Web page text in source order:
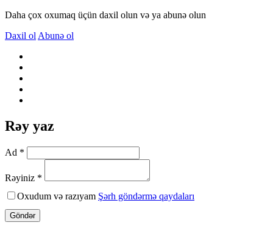
Daha çox oxumaq üçün daxil olun və ya abunə olun
Daxil ol Abunə ol
Rəy yaz
Ad *
Rəyiniz *
Oxudum və razıyam Şərh göndərmə qaydaları
Göndər